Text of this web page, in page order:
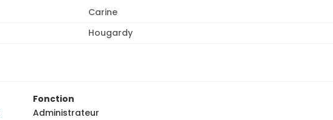
Carine
Hougardy
Fonction
Administrateur